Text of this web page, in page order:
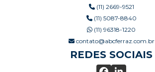
(11) 2669-9521
(11) 5087-8840
(11) 96318-1220
contato@abcferraz.com.br
REDES SOCIAIS